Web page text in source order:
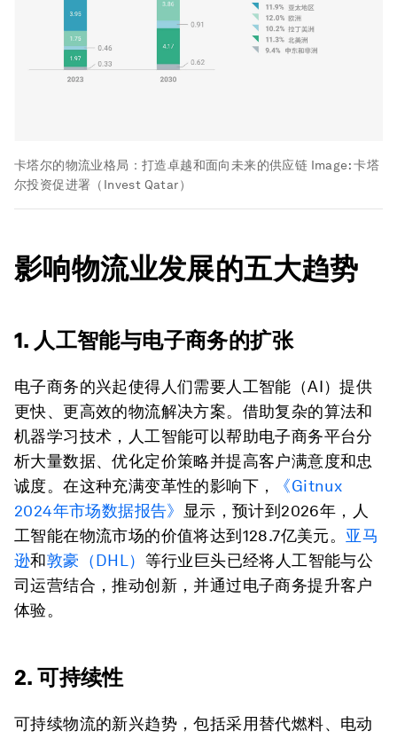
卡塔尔的物流业格局：打造卓越和面向未来的供应链 Image:卡塔
尔投资促进署（Invest Qatar）
影响物流业发展的五大趋势
1. 人工智能与电子商务的扩张
电子商务的兴起使得人们需要人工智能（AI）提供
更快、更高效的物流解决方案。借助复杂的算法和
机器学习技术，人工智能可以帮助电子商务平台分
析大量数据、优化定价策略并提高客户满意度和忠
诚度。在这种充满变革性的影响下，
《Gitnux
2024年市场数据报告》
显示，预计到2026年，人
工智能在物流市场的价值将达到128.7亿美元。 亚马
逊和敦豪（DHL） 等行业巨头已经将人工智能与公
司运营结合，推动创新，并通过电子商务提升客户
体验。
2. 可持续性
可持续物流的新兴趋势，包括采用替代燃料、电动